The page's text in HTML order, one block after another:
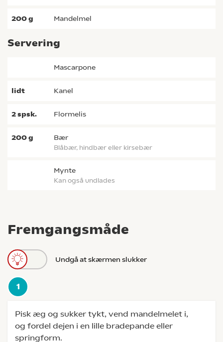
Fremgangsmåde
Undgå at skærmen slukker
Pisk æg og sukker tykt, vend mandelmelet i,
og fordel dejen i en lille bradepande eller
springform.
200g mandelmel
Servering
mascarpone
lidt kanel
2spsk. flormelis
200g bær
blåbær, hindbær eller kirsebær
mynte
kan også undlades